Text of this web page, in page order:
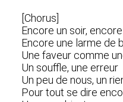
[Chorus]
Encore un soir,
Encore une larme de
Une faveur comme
Un souffle, une erreur
Un peu de nous, un
Pour tout se dire